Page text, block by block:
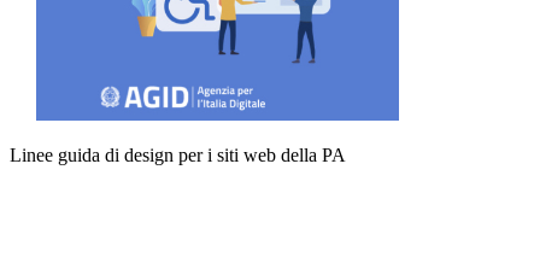
Linee guida di design per i siti web della PA